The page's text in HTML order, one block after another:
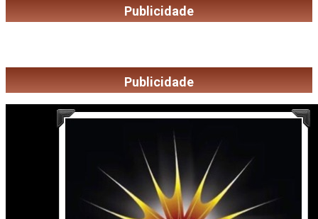
Publicidade
Publicidade